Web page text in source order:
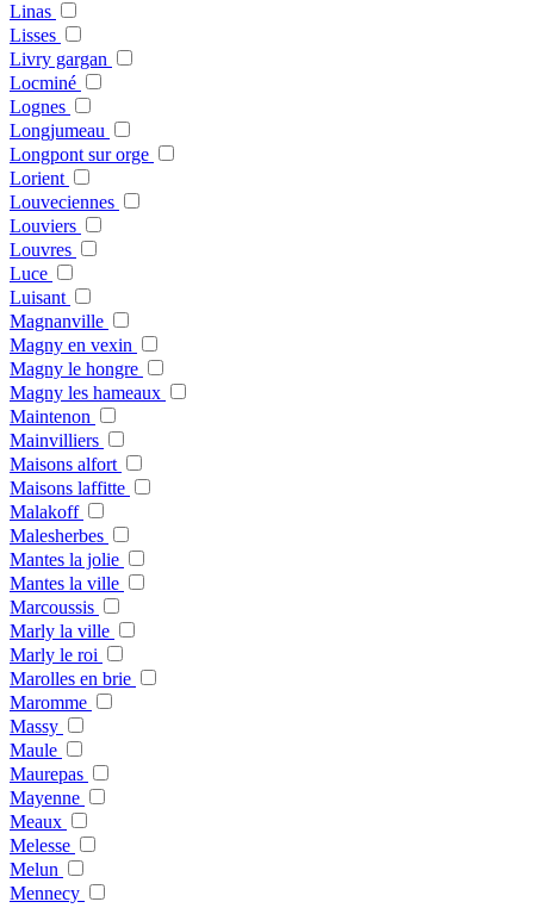
Linas
Lisses
Livry gargan
Locminé
Lognes
Longjumeau
Longpont sur orge
Lorient
Louveciennes
Louviers
Louvres
Luce
Luisant
Magnanville
Magny en vexin
Magny le hongre
Magny les hameaux
Maintenon
Mainvilliers
Maisons alfort
Maisons laffitte
Malakoff
Malesherbes
Mantes la jolie
Mantes la ville
Marcoussis
Marly la ville
Marly le roi
Marolles en brie
Maromme
Massy
Maule
Maurepas
Mayenne
Meaux
Melesse
Melun
Mennecy